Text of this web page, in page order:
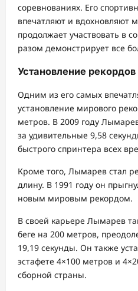
соревнованиях. Его
впечатляют и вдохновляют
продолжает участвовать в
разом демонстрирует все
Установление рекордов
Одним из его самых
установление мирового
метров. В 2009 году
за удивительные 9,58
быстрого спринтера всех
Кроме того, Лымарев стал
длину. В 1991 году он
новым мировым рекордом.
В своей карьере Лымарев
беге на 200 метров,
19,19 секунды. Он также
эстафете 4×100 метров и
сборной страны.